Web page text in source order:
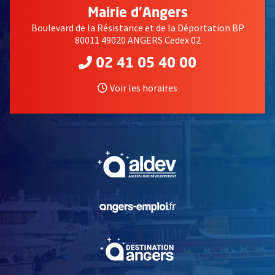
Mairie d'Angers
Boulevard de la Résistance et de la Déportation BP
80011 49020 ANGERS Cedex 02
02 41 05 40 00
Voir les horaires
, Ouvre une nouvelle